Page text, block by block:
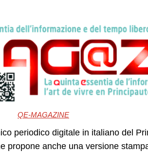
QE-MAGAZINE
periodico digitale in italiano del
propone anche una versione